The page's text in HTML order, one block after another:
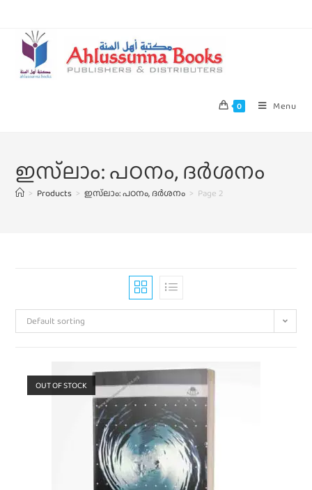
0 Menu
ഇസ്‌ലാം: പഠനം, ദർശനം
> Products > ഇസ്‌ലാം: പഠനം, ദർശനം > Page 2
Default sorting
OUT OF STOCK